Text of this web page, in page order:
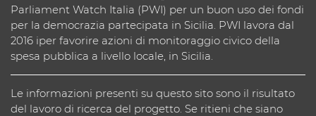
Parliament Watch Italia (PWI) per un buon uso dei fondi
per la democrazia partecipata in Sicilia. PWI lavora dal
2016 iper favorire azioni di monitoraggio civico della
spesa pubblica a livello locale, in Sicilia.
Le informazioni presenti su questo sito sono il risultato
del lavoro di ricerca del progetto. Se ritieni che siano